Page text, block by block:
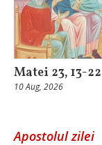
Matei 23, 13-22
10 Aug, 2026
Apostolul zilei